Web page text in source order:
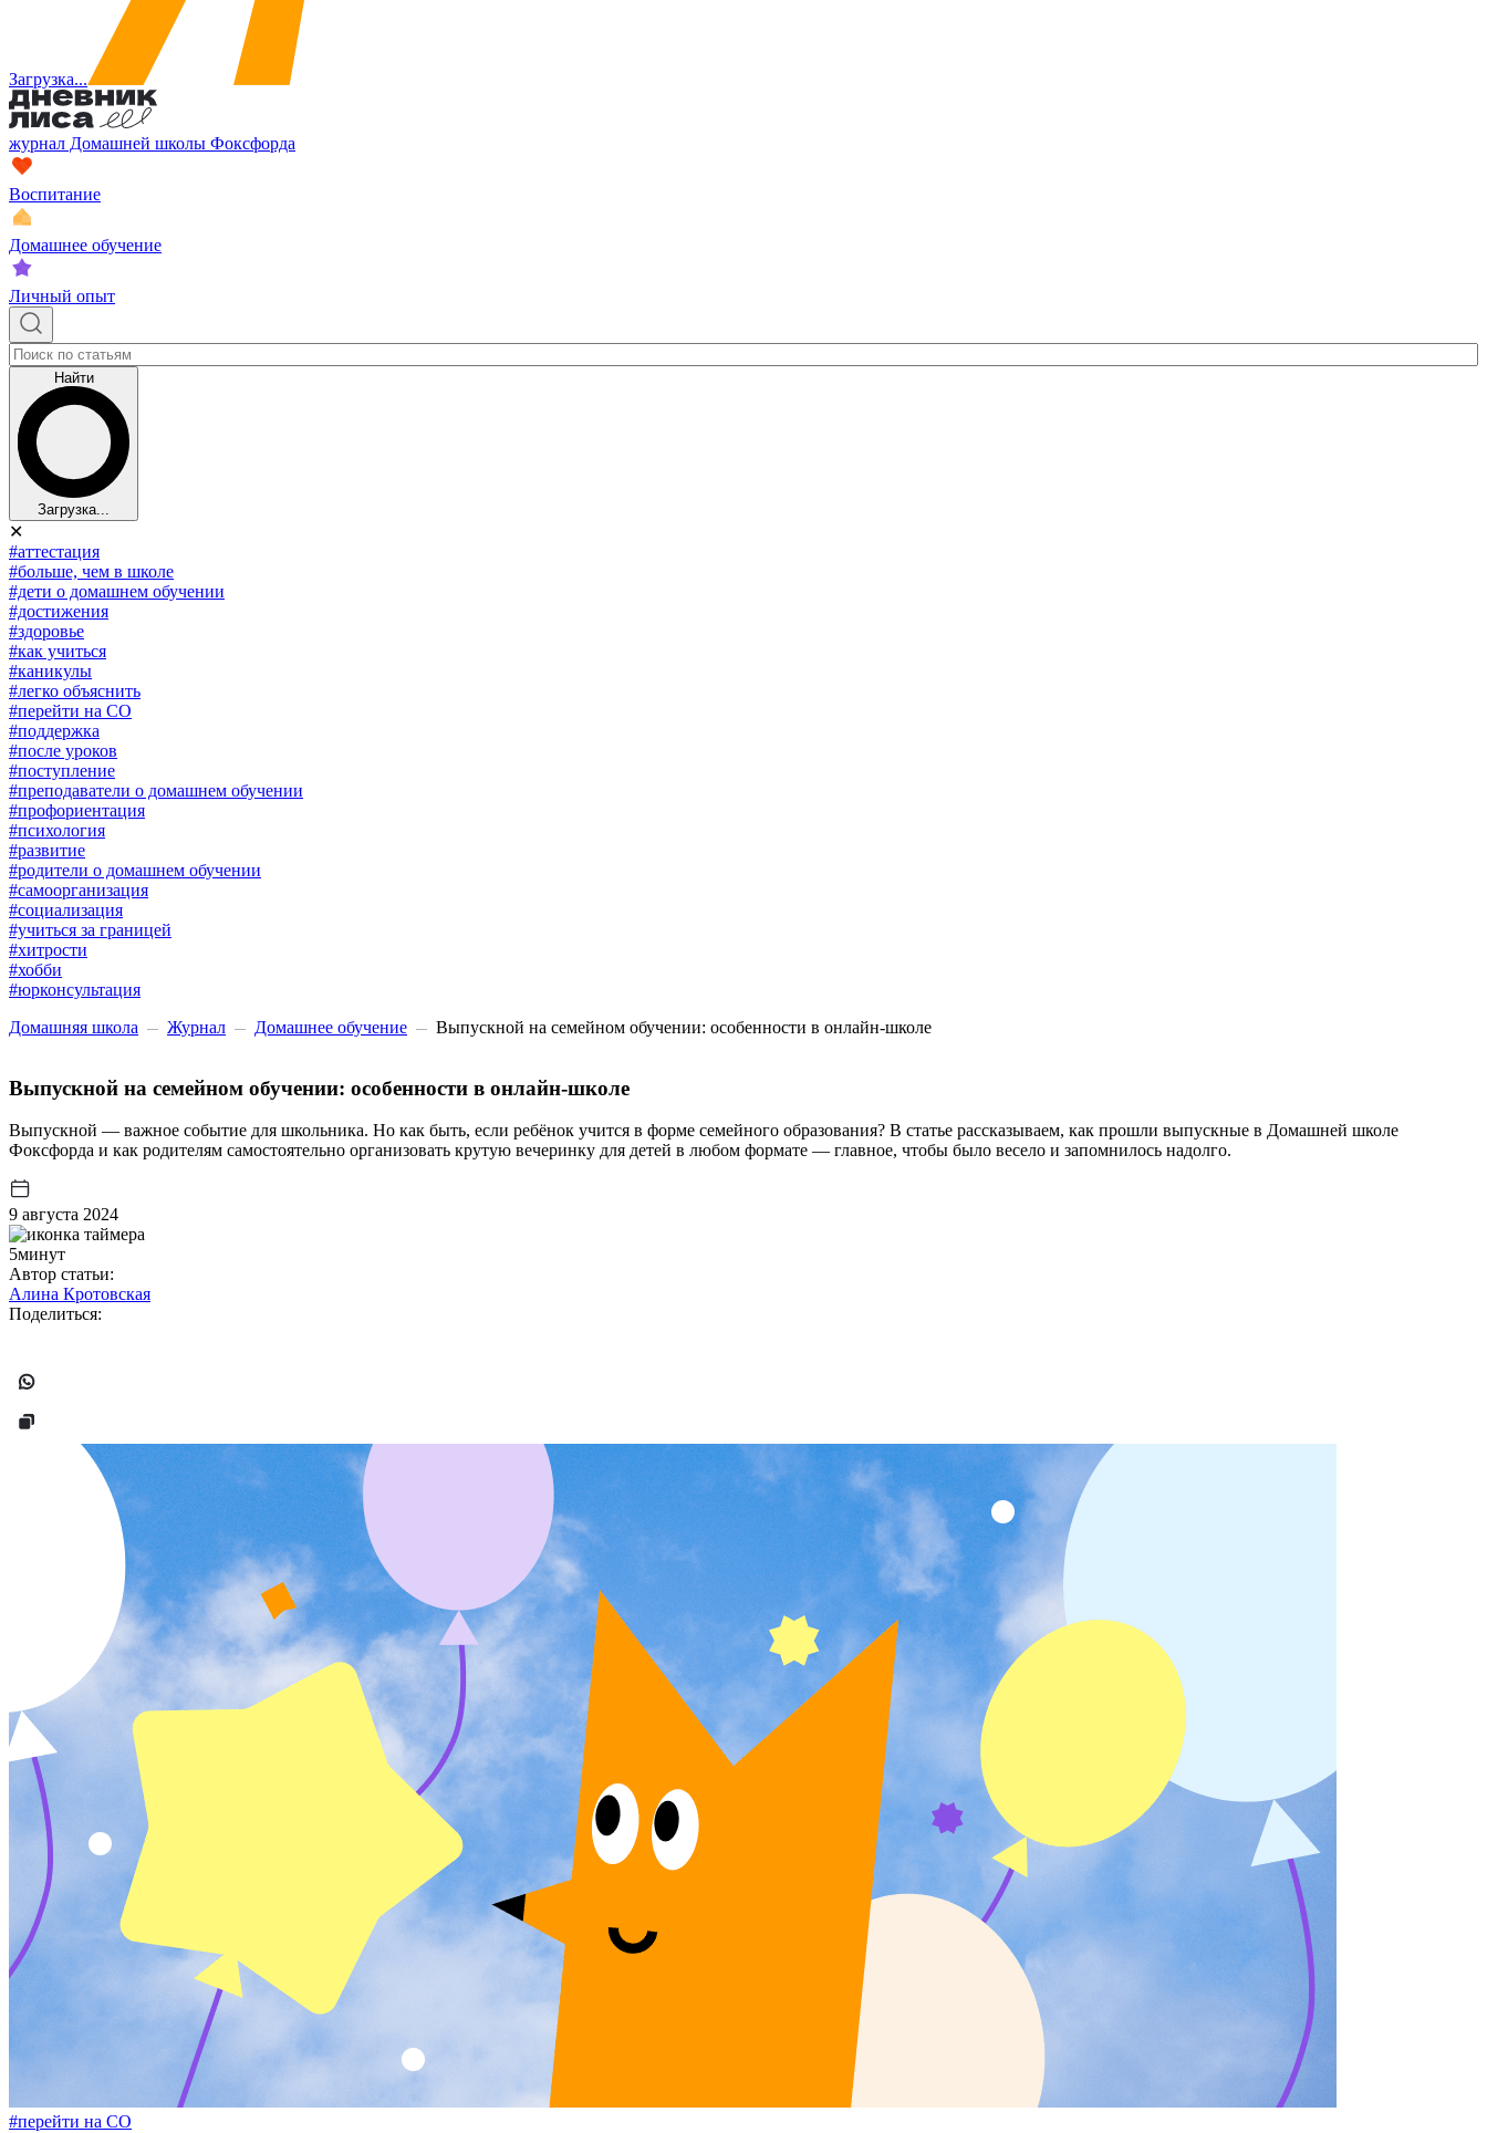
Загрузка...
журнал Домашней школы Фоксфорда
Воспитание
Домашнее обучение
Личный опыт
Найти
Загрузка...
✕
#аттестация
#больше, чем в школе
#дети о домашнем обучении
#достижения
#здоровье
#как учиться
#каникулы
#легко объяснить
#перейти на СО
#поддержка
#после уроков
#поступление
#преподаватели о домашнем обучении
#профориентация
#психология
#развитие
#родители о домашнем обучении
#самоорганизация
#социализация
#учиться за границей
#хитрости
#хобби
#юрконсультация
Домашняя школа
Журнал Домашнее обучение Выпускной на семейном обучении: особенности в онлайн-школе
Выпускной на семейном обучении: особенности в онлайн-школе
Выпускной — важное событие для школьника. Но как быть, если ребёнок учится в форме семейного образования? В статье рассказываем, как прошли выпускные в Домашней школе
Фоксфорда и как родителям самостоятельно организовать крутую вечеринку для детей в любом формате — главное, чтобы было весело и запомнилось надолго.
9 августа 2024
5минут
Автор статьи:
Алина Кротовская
Поделиться:
#перейти на СО